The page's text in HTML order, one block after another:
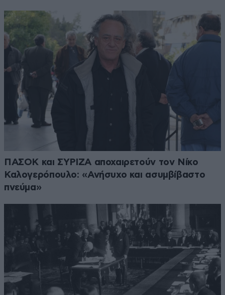
ΠΑΣΟΚ και ΣΥΡΙΖΑ αποχαιρετούν τον Νίκο
Καλογερόπουλο: «Ανήσυχο και ασυμβίβαστο
πνεύμα»